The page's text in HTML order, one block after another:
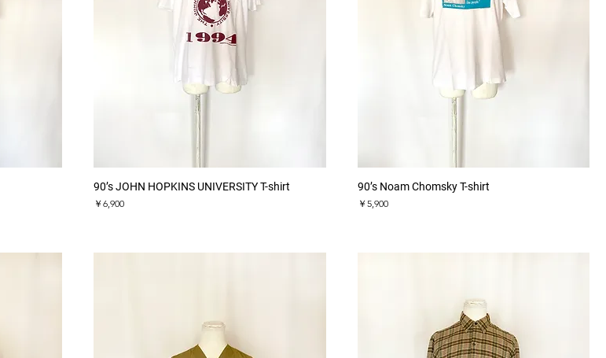
クイックビュー
90’s JOHN HOPKINS UNIVERSITY T-shirt
価格
￥6,900
クイックビュー
90’s Noam Chomsky T-shirt
価格
￥5,900